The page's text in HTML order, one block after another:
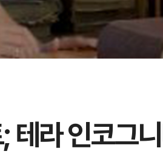
테라 인코그